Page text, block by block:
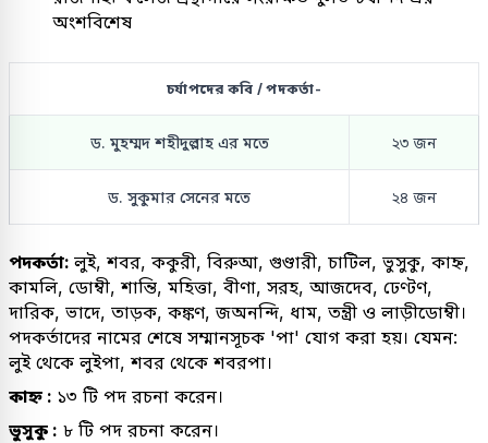
অংশবিশেষ
চর্যাপদের কবি / পদকর্তা-
ড. মুহম্মদ শহীদুল্লাহ এর মতে ২৩ জন
ড. সুকুমার সেনের মতে ২৪ জন
পদকর্তা: লুই, শবর, ককুরী, বিরুআ, গুণ্ডারী, চাটিল, ভুসুকু, কাহ্ন,
কামলি, ডোম্বী, শান্তি, মহিত্তা, বীণা, সরহ, আজদেব, ঢেণ্টণ,
দারিক, ভাদে, তাড়ক, কঙ্কণ, জঅনন্দি, ধাম, তন্ত্রী ও লাড়ীডোম্বী।
পদকর্তাদের নামের শেষে সম্মানসূচক 'পা' যোগ করা হয়। যেমন:
লুই থেকে লুইপা, শবর থেকে শবরপা।
কাহ্ন : ১৩ টি পদ রচনা করেন।
ভুসুকু : ৮ টি পদ রচনা করেন।